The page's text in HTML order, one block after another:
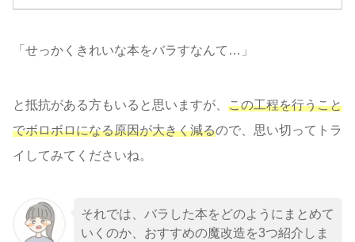
「せっかくきれいな本をバラすなんて…」
と抵抗がある方もいると思いますが、 この工程を行うこと
でボロボロになる原因が大きく減るので、思い切ってトラ
イしてみてくださいね。
それでは、バラした本をどのようにまとめて
いくのか、おすすめの魔改造を3つ紹介しま